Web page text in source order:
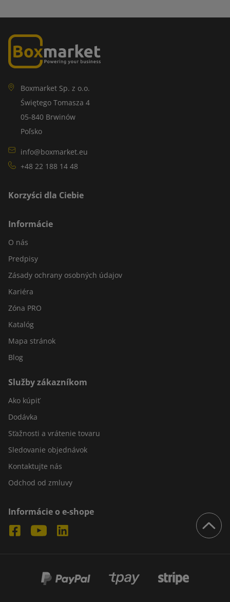
Boxmarket Sp. z o.o.
Świętego Tomasza 4
05-840 Brwinów
Poľsko
info@boxmarket.eu
+48 22 188 14 48
Korzyści dla Ciebie
Informácie
O nás
Predpisy
Zásady ochrany osobných údajov
Kariéra
Zóna PRO
Katalóg
Mapa stránok
Blog
Služby zákazníkom
Ako kúpiť
Dodávka
Sťažnosti a vrátenie tovaru
Sledovanie objednávok
Kontaktujte nás
Odchod od zmluvy
Informácie o e-shope